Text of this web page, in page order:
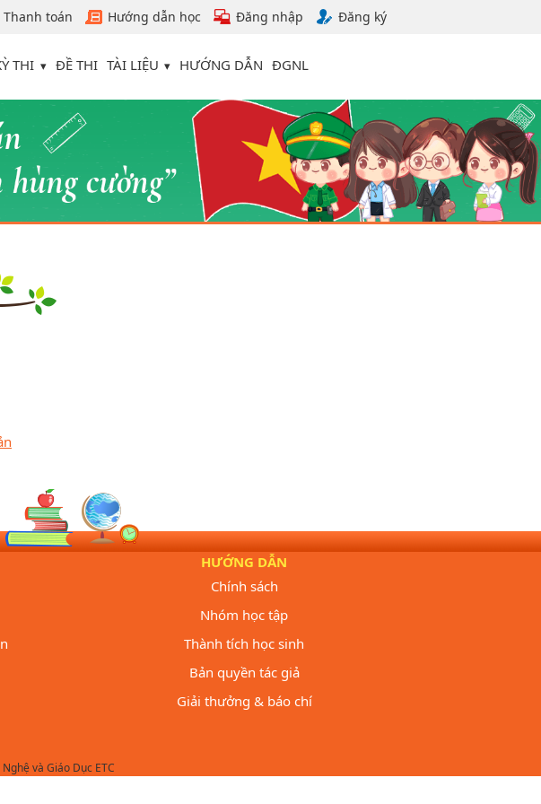
Thanh toán Hướng dẫn học Đăng nhập Đăng ký
THI ĐỀ THI TÀI LIỆU HƯỚNG DẪN ĐGNL
HƯỚNG DẪN
Chính sách
Nhóm học tập
Thành tích học sinh
Bản quyền tác giả
Giải thưởng & báo chí
và Giáo Dục ETC